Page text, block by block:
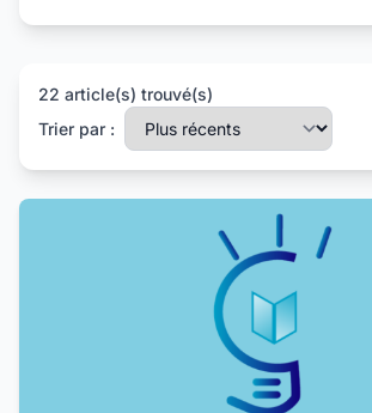
22 article(s) trouvé(s)
Trier par :